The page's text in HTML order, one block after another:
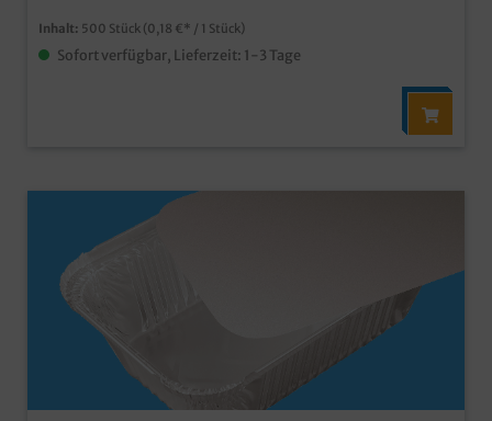
Inhalt: 500 Stück (0,18 €* / 1 Stück)
Sofort verfügbar, Lieferzeit: 1-3 Tage